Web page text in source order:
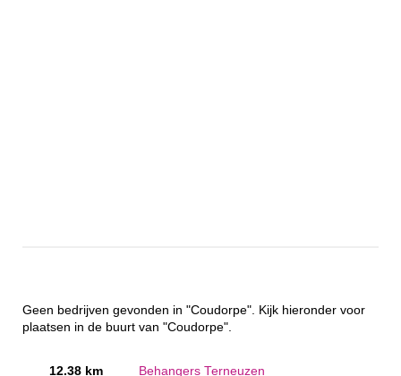
Geen bedrijven gevonden in "Coudorpe". Kijk hieronder voor
plaatsen in de buurt van "Coudorpe".
12.38 km Behangers Terneuzen